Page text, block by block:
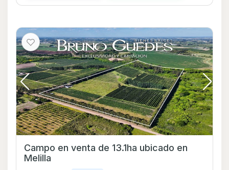
Campo en venta de 13.1ha ubicado en
Melilla